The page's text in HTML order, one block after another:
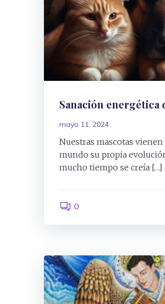
Sanación energética
mayo 11, 2024
Nuestras mascotas vienen
mundo su propia
mucho tiempo se creía […]
0